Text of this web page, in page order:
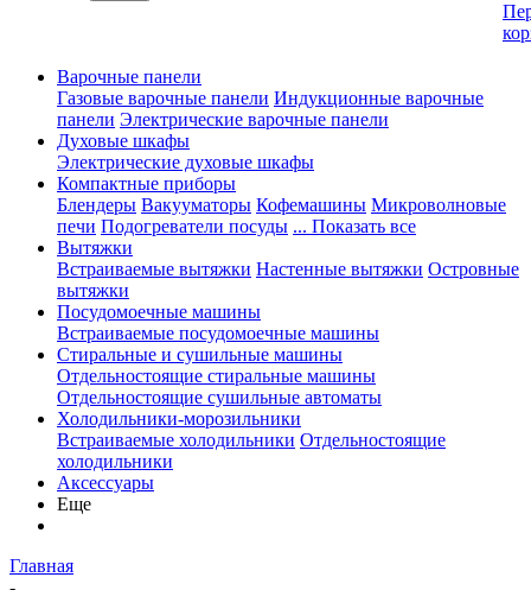
Варочные панели
Газовые варочные панели Индукционные варочные
панели Электрические варочные панели
Духовые шкафы
Электрические духовые шкафы
Компактные приборы
Блендеры Вакууматоры Кофемашины Микроволновые
печи Подогреватели посуды ... Показать все
Вытяжки
Встраиваемые вытяжки Настенные вытяжки Островные
вытяжки
Посудомоечные машины
Встраиваемые посудомоечные машины
Стиральные и сушильные машины
Отдельностоящие стиральные машины
Отдельностоящие сушильные автоматы
Холодильники-морозильники
Встраиваемые холодильники Отдельностоящие
холодильники
Аксессуары
Еще
Главная